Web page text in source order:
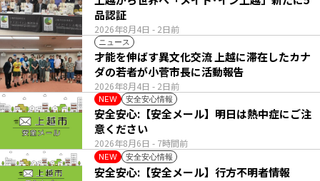
2026年8月4日 - 2日前
品認証
ニュース
2026年8月4日 - 2日前
才能を伸ばす異文化交流 上越に滞在したカナ
ダの若者が小菅市長に活動報告
NEW 安全安心情報
2026年8月6日 - 7時間前
安全安心:【安全メール】明日は熱中症にご注
意ください
NEW 安全安心情報
安全安心:【安全メール】行方不明者情報